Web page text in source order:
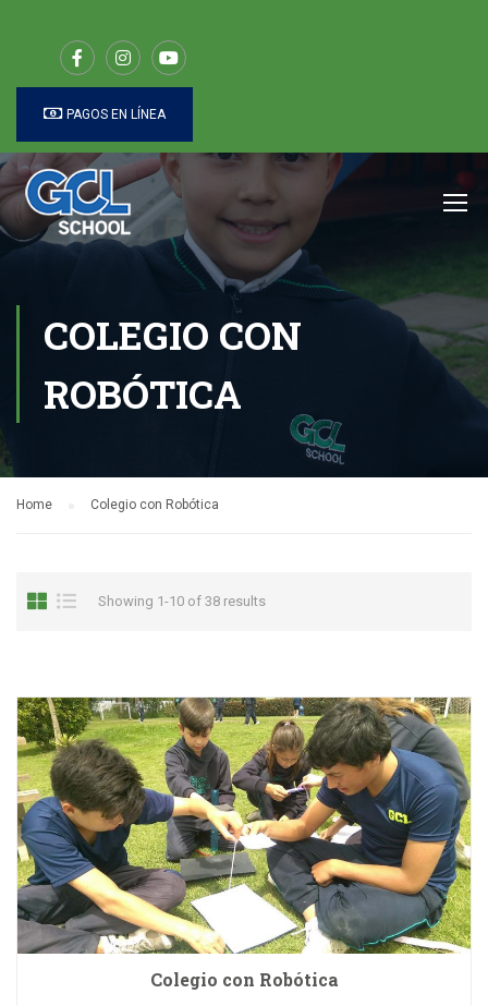
PAGOS EN LÍNEA
COLEGIO CON
ROBÓTICA
Home Colegio con Robótica
Showing 1-10 of 38 results
Colegio con Robótica